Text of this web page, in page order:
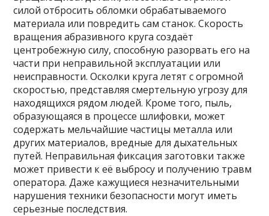
силой отбросить обломки обрабатываемого
материала или повредить сам станок. Скорость
вращения абразивного круга создаёт
центробежную силу, способную разорвать его на
части при неправильной эксплуатации или
неисправности. Осколки круга летят с огромной
скоростью, представляя смертельную угрозу для
находящихся рядом людей. Кроме того, пыль,
образующаяся в процессе шлифовки, может
содержать мельчайшие частицы металла или
других материалов, вредные для дыхательных
путей. Неправильная фиксация заготовки также
может привести к её выбросу и получению травм
оператора. Даже кажущиеся незначительными
нарушения техники безопасности могут иметь
серьезные последствия.